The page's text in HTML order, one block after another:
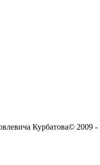
Курбатова© 2009 -